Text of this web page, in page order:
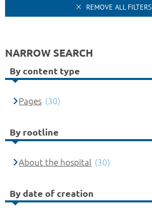
REMOVE ALL FILTERS
NARROW SEARCH
By content type
Pages (30)
By rootline
About the hospital (30)
By date of creation